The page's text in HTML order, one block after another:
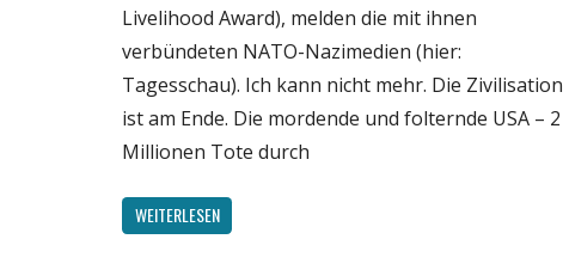
Livelihood Award), melden die mit ihnen
verbündeten NATO-Nazimedien (hier:
Tagesschau). Ich kann nicht mehr. Die Zivilisation
ist am Ende. Die mordende und folternde USA – 2
Millionen Tote durch
WEITERLESEN